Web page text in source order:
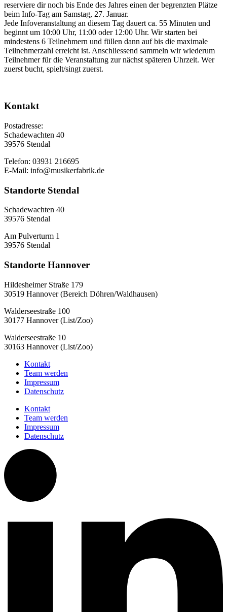
reserviere dir noch bis Ende des Jahres einen der begrenzten Plätze
beim Info-Tag am Samstag, 27. Januar.
Jede Infoveranstaltung an diesem Tag dauert ca. 55 Minuten und
beginnt um 10:00 Uhr, 11:00 oder 12:00 Uhr. Wir starten bei
mindestens 6 Teilnehmern und füllen dann auf bis die maximale
Teilnehmerzahl erreicht ist. Anschliessend sammeln wir wiederum
Teilnehmer für die Veranstaltung zur nächst späteren Uhrzeit. Wer
zuerst bucht, spielt/singt zuerst.
Kontakt
Postadresse:
Schadewachten 40
39576 Stendal
Telefon: 03931 216695
E-Mail: info@musikerfabrik.de
Standorte Stendal
Schadewachten 40
39576 Stendal
Am Pulverturm 1
39576 Stendal
Standorte Hannover
Hildesheimer Straße 179
30519 Hannover (Bereich Döhren/Waldhausen)
Walderseestraße 100
30177 Hannover (List/Zoo)
Walderseestraße 10
30163 Hannover (List/Zoo)
Kontakt
Team werden
Impressum
Datenschutz
Kontakt
Team werden
Impressum
Datenschutz